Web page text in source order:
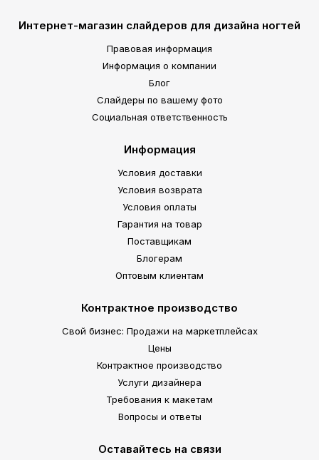
Интернет-магазин слайдеров для дизайна ногтей
Правовая информация
Информация о компании
Блог
Слайдеры по вашему фото
Социальная ответственность
Информация
Условия доставки
Условия возврата
Условия оплаты
Гарантия на товар
Поставщикам
Блогерам
Оптовым клиентам
Контрактное производство
Свой бизнес: Продажи на маркетплейсах
Цены
Контрактное производство
Услуги дизайнера
Требования к макетам
Вопросы и ответы
Оставайтесь на связи